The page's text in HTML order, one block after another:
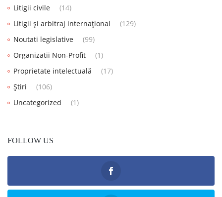
Litigii civile
(14)
Litigii și arbitraj internațional
(129)
Noutati legislative
(99)
Organizatii Non-Profit
(1)
Proprietate intelectuală
(17)
Știri
(106)
Uncategorized
(1)
FOLLOW US